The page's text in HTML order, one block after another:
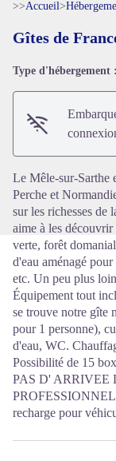
>>Accueil>
Gîtes de
Type d'hébergement :
Le Mêle-sur-Sarthe
Perche et
sur les richesses de
aime à les
verte, forêt
d'eau aménagé
etc. Un peu plus
Équipement tout
se trouve notre gîte
pour 1 personne),
d'eau, WC.
Possibilité de 15
PAS D'
recharge pour